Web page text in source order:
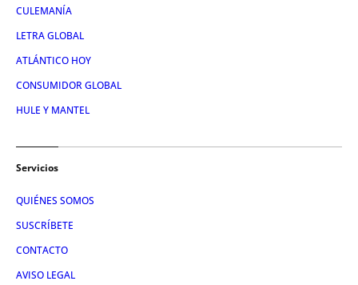
CULEMANÍA
LETRA GLOBAL
ATLÁNTICO HOY
CONSUMIDOR GLOBAL
HULE Y MANTEL
Servicios
QUIÉNES SOMOS
SUSCRÍBETE
CONTACTO
AVISO LEGAL